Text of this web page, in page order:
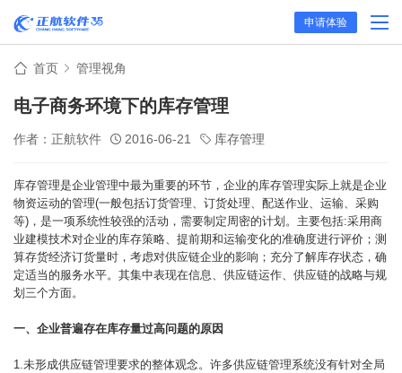
申请体验
首页 管理视角
电子商务环境下的库存管理
作者：正航软件 2016-06-21 库存管理
库存管理是企业管理中最为重要的环节，企业的库存管理实际上就是企业
物资运动的管理(一般包括订货管理、订货处理、配送作业、运输、采购
等)，是一项系统性较强的活动，需要制定周密的计划。主要包括:采用商
业建模技术对企业的库存策略、提前期和运输变化的准确度进行评价；测
算存货经济订货量时，考虑对供应链企业的影响； 充分了解库存状态，确
定适当的服务水平。其集中表现在信息、供应链运作、供应链的战略与规
划三个方面。
一、企业普遍存在库存量过高问题的原因
1.未形成供应链管理要求的整体观念。许多供应链管理系统没有针对全局